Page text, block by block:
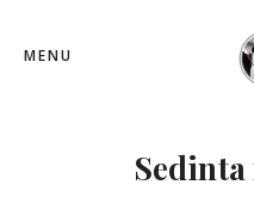
MENU